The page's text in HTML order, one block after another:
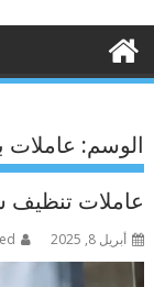
الوسم: عاملات
عاملات تنظيف شهري
أبريل 8, 2025